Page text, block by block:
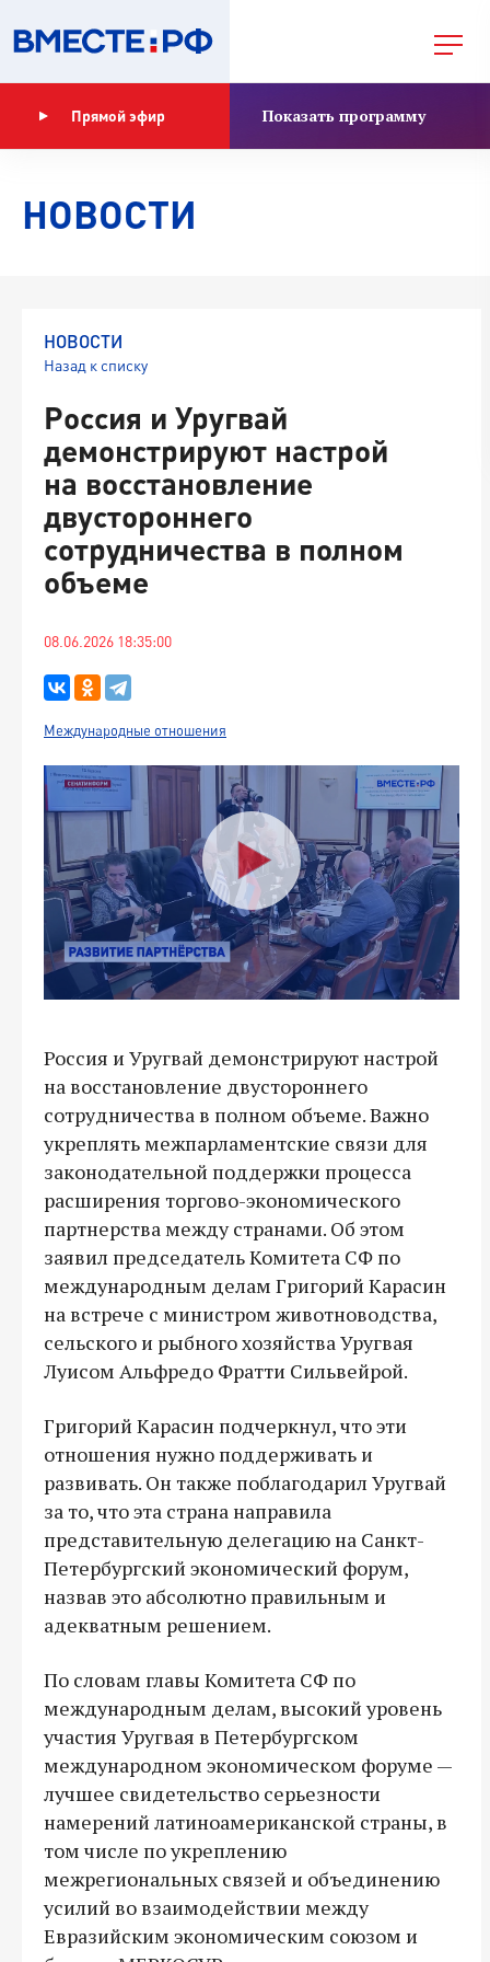
Прямой эфир Показать программу
НОВОСТИ
НОВОСТИ
Назад к списку
Россия и Уругвай
демонстрируют настрой
на восстановление
двустороннего
сотрудничества в полном
объеме
08.06.2026 18:35:00
Международные отношения
Россия и Уругвай демонстрируют настрой
на восстановление двустороннего
сотрудничества в полном объеме. Важно
укреплять межпарламентские связи для
законодательной поддержки процесса
расширения торгово-экономического
партнерства между странами. Об этом
заявил председатель Комитета СФ по
международным делам Григорий Карасин
на встрече с министром животноводства,
сельского и рыбного хозяйства Уругвая
Луисом Альфредо Фратти Сильвейрой.
Григорий Карасин подчеркнул, что эти
отношения нужно поддерживать и
развивать. Он также поблагодарил Уругвай
за то, что эта страна направила
представительную делегацию на Санкт-
Петербургский экономический форум,
назвав это абсолютно правильным и
адекватным решением.
По словам главы Комитета СФ по
международным делам, высокий уровень
участия Уругвая в Петербургском
международном экономическом форуме —
лучшее свидетельство серьезности
намерений латиноамериканской страны, в
том числе по укреплению
межрегиональных связей и объединению
усилий во взаимодействии между
Евразийским экономическим союзом и